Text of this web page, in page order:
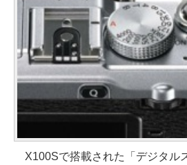
X100Sで搭載された「デジタル